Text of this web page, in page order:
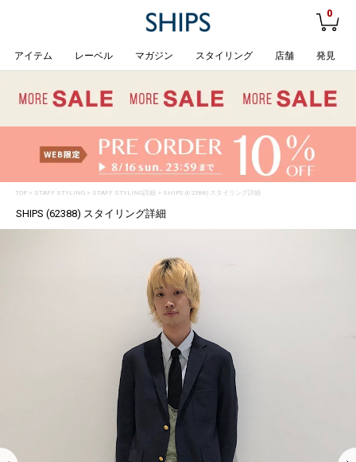
0
アイテム レーベル マガジン スタイリング 店舗 発見
TOP> STAFF STYLING> STAFF STYLING詳細 > SHIPS (62388) スタイリング詳細
SHIPS (62388) スタイリング詳細